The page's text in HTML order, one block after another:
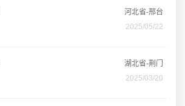
河北省-邢台
2025/05/22
湖北省-荆门
2025/03/20